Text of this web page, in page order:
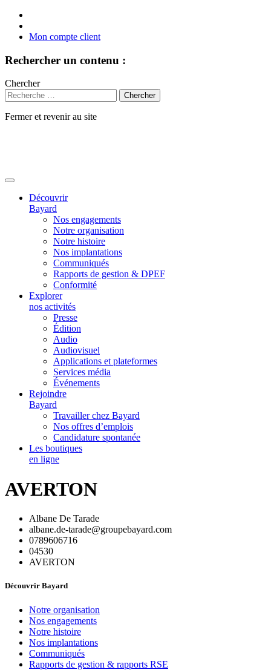
Mon compte client
Rechercher un contenu :
Chercher
Fermer et revenir au site
Découvrir
Bayard
Nos engagements
Notre organisation
Notre histoire
Nos implantations
Communiqués
Rapports de gestion & DPEF
Conformité
Explorer
nos activités
Presse
Édition
Audio
Audiovisuel
Applications et plateformes
Services média
Événements
Rejoindre
Bayard
Travailler chez Bayard
Nos offres d’emplois
Candidature spontanée
Les boutiques
en ligne
AVERTON
Albane De Tarade
albane.de-tarade@groupebayard.com
0789606716
04530
AVERTON
Découvrir Bayard
Notre organisation
Nos engagements
Notre histoire
Nos implantations
Communiqués
Rapports de gestion & rapports RSE